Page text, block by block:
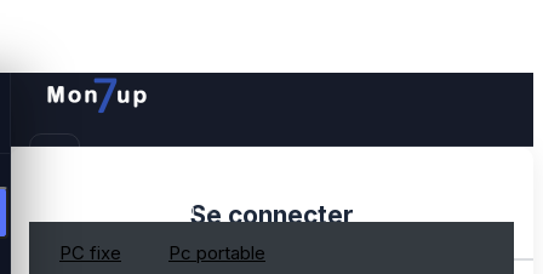
PC gamer occasion
PC fixe Pc portable
Se connecter